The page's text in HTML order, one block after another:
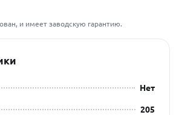
и имеет заводскую гарантию.
Нет
205